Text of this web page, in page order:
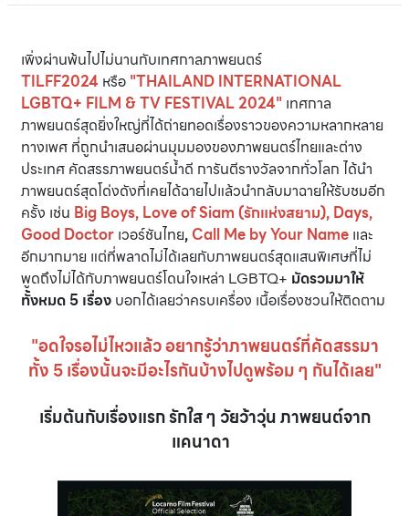
เพิ่งผ่านพ้นไปไม่นานกับเทศกาลภาพยนตร์
TILFF2024 หรือ "THAILAND INTERNATIONAL
LGBTQ+ FILM & TV FESTIVAL 2024" เทศกาล
ภาพยนตร์สุดยิ่งใหญ่ที่ได้ถ่ายทอดเรื่องราวของความหลากหลาย
ทางเพศ ที่ถูกนำเสนอผ่านมุมมองของภาพยนตร์ไทยและต่าง
ประเทศ คัดสรรภาพยนตร์น้ำดี การันตีรางวัลจากทั่วโลก ได้นำ
ภาพยนตร์สุดโด่งดังที่เคยได้ฉายไปแล้วนำกลับมาฉายให้รับชมอีก
ครั้ง เช่น Big Boys, Love of Siam (รักแห่งสยาม), Days,
Good Doctor เวอร์ชันไทย, Call Me by Your Name และ
อีกมากมาย แต่ที่พลาดไม่ได้เลยกับภาพยนตร์สุดแสนพิเศษที่ไม่
พูดถึงไม่ได้กับภาพยนตร์โดนใจเหล่า LGBTQ+ มัดรวมมาให้
ทั้งหมด 5 เรื่อง บอกได้เลยว่าครบเครื่อง เนื้อเรื่องชวนให้ติดตาม
"อดใจรอไม่ไหวแล้ว อยากรู้ว่าภาพยนตร์ที่คัดสรรมา
ทั้ง 5 เรื่องนั้นจะมีอะไรกันบ้างไปดูพร้อม ๆ กันได้เลย"
เริ่มต้นกับเรื่องแรก รักใส ๆ วัยว้าวุ่น ภาพยนต์จาก
แคนาดา